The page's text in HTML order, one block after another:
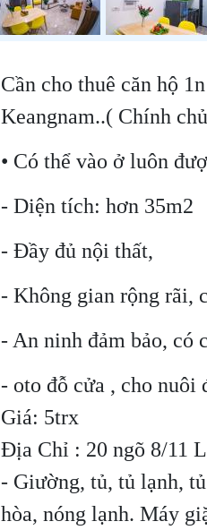
Cần cho thuê căn hộ
Keangnam..( Chính
• Có thể vào ở luôn
- Diện tích: hơn 35m2
- Đầy đủ nội thất,
- Không gian rộng rãi,
- An ninh đảm bảo, có
- oto đỗ cửa , cho nuôi
Giá: 5trx
Địa Chỉ : 20 ngõ 8/11
- Giường, tủ, tủ lạnh,
hòa, nóng lạnh. Máy